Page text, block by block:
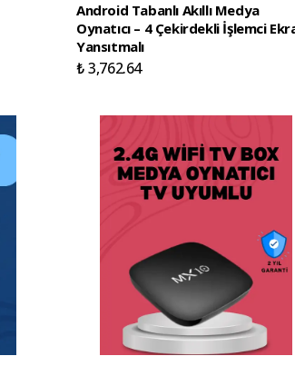
Android Tabanlı Akıllı Medya
Oynatıcı – 4 Çekirdekli İşlemci
Yansıtmalı
₺ 3,762.64